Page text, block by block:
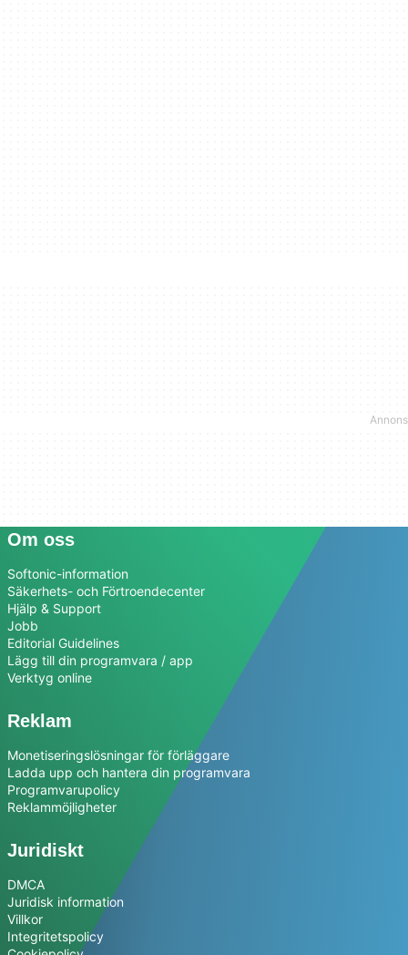
Om oss
Softonic-information
Säkerhets- och Förtroendecenter
Hjälp & Support
Jobb
Editorial Guidelines
Lägg till din programvara / app
Verktyg online
Reklam
Monetiseringslösningar för förläggare
Ladda upp och hantera din programvara
Programvarupolicy
Reklammöjligheter
Juridiskt
DMCA
Juridisk information
Villkor
Integritetspolicy